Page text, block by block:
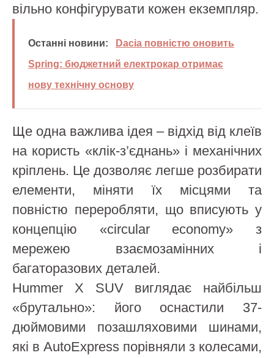
вільно конфігурувати кожен екземпляр.
Останні новини:
Dacia повністю оновить
Spring: бюджетний електрокар отримає
нову технічну основу
Ще одна важлива ідея – відхід від клеїв
на користь «клік-з’єднань» і механічних
кріплень. Це дозволяє легше розбирати
елементи, міняти їх місцями та
повністю переробляти, що вписують у
концепцію «circular economy» з
мережею взаємозамінних і
багаторазових деталей.
Hummer X SUV виглядає найбільш
«брутально»: його оснастили 37-
дюймовими позашляховими шинами,
які в AutoExpress порівняли з колесами,